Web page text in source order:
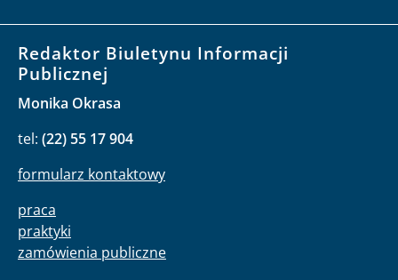
Redaktor Biuletynu Informacji
Publicznej
Monika Okrasa
tel: (22) 55 17 904
formularz kontaktowy
praca
praktyki
zamówienia publiczne